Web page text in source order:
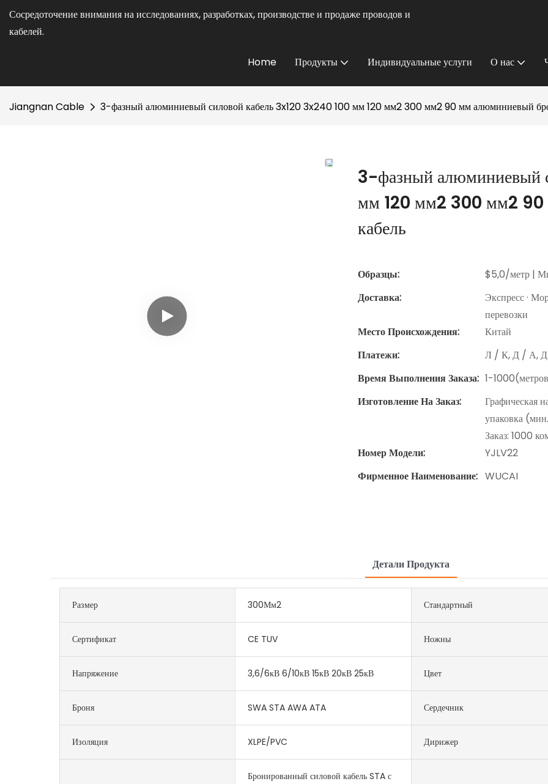
Сосредоточение внимания на исследованиях, разработках, производстве и продаже проводов и
кабелей.
Home Продукты Индивидуальные услуги О нас
Jiangnan Cable 3-фазный алюминиевый силовой кабель 3x120 3x240 100 мм 120 мм2 300 мм2 90 мм алюминиевый
3-фазный алюминиевый
мм 120 мм2 300 мм2 90
кабель
Образцы:
$5,0/метр |
Доставка:
Экспресс ·
перевозки
Место Происхождения:
Китай
Платежи:
Л / К, Д / А, Д
Время Выполнения Заказа: 1-
Изготовление На Заказ:
Графическая
упаковка
Заказ: 1000
Номер Модели:
YJLV22
Фирменное Наименование: WUCAI
Детали Продукта
Размер 300Мм2 Стандартный
Сертификат CE TUV Ножны
Напряжение 3,6/6кВ 6/10кВ 15кВ 20кВ 25кВ Цвет
Броня SWA STA AWA ATA Сердечник
Изоляция XLPE/PVC Дирижер
Бронированный силовой кабель STA с